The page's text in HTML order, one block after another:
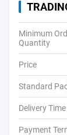
Minimum
Quantity
Price
Standard
Delivery Time
Payment